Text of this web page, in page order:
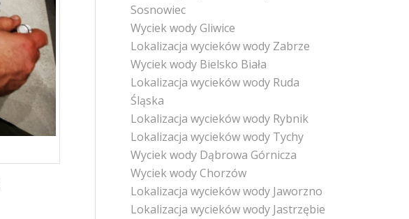
Sosnowiec
Wyciek wody Gliwice
Lokalizacja wycieków wody Zabrze
Wyciek wody Bielsko Biała
Lokalizacja wycieków wody Ruda
Śląska
Lokalizacja wycieków wody Rybnik
Lokalizacja wycieków wody Tychy
Wyciek wody Dąbrowa Górnicza
Wyciek wody Chorzów
Lokalizacja wycieków wody Jaworzno
Lokalizacja wycieków wody Jastrzębie